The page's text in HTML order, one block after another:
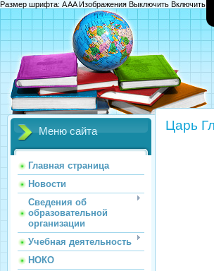
Размер шрифта: AAAИзображения Выключить Включить
Меню сайта
Главная страница
Новости
Сведения об
образовательной
организации
Учебная деятельность
НОКО
Царь